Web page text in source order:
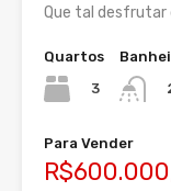
Que tal desfrutar
Quartos
3
Para Vender